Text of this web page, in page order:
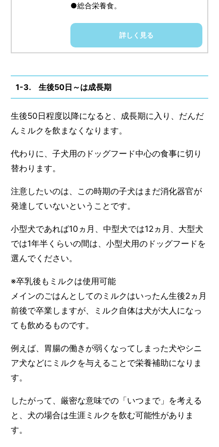
●総合栄養食。
詳しく見る
1-3. 生後50日～は成長期
生後50日程度以降になると、成長期に入り、だんだ
んミルクを飲まなくなります。
代わりに、子犬用のドッグフード中心の食事に切り
替わります。
注意したいのは、この時期の子犬はまだ消化器官が
発達していないということです。
小型犬であれば10ヵ月、中型犬では12ヵ月、大型犬
では1年半くらいの間は、小型犬用のドッグフードを
選んでください。
※卒乳後もミルクは使用可能
メインのごはんとしてのミルクはいったん生後2ヵ月
前後で卒業しますが、ミルク自体は犬が大人になっ
ても飲めるものです。
例えば、胃腸の働きが弱くなってしまった犬やシニ
ア犬などにミルクを与えることで栄養補助になりま
す。
したがって、厳密な意味での「いつまで」を考える
と、犬の場合は生涯ミルクを飲む可能性がありま
す。